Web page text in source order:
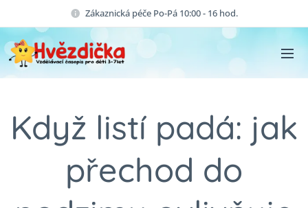
Zákaznická péče Po-Pá 10:00 - 16 hod.
Když listí padá: jak
přechod do